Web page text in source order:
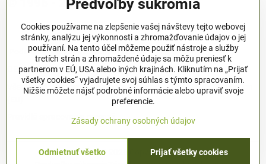
© 1996 - 2024 QANTICA S.R.O
Podmienky ochrany osobných údajov
OBCHODNÉ PODMIENKY
Všeobecné nariadenie o bezpečnosti produktov (GPSR), Regulation
Pravidlá spracovania recenzií
©
Copyright
Predvoľby súkromia
Cookies používame na zlepšenie vašej návštevy tejto webovej
stránky, analýzu jej výkonnosti a zhromažďovanie údajov o jej
používaní. Na tento účel môžeme použiť nástroje a služby
tretích strán a zhromaždené údaje sa môžu preniesť k
partnerom v EÚ, USA alebo iných krajinách. Kliknutím na „Prijať
všetky cookies“ vyjadrujete svoj súhlas s týmto spracovaním.
Nižšie môžete nájsť podrobné informácie alebo upraviť svoje
preferencie.
Zásady ochrany osobných údajov
Prijať všetky cookies
Odmietnuť všetko